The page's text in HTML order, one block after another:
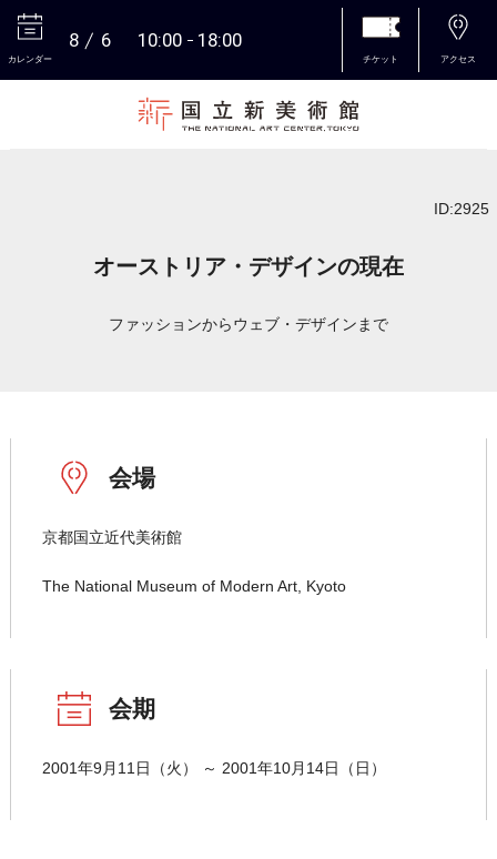
カレンダー
8 6 10:00 18:00
チケット アクセス
ID:2925
オーストリア・デザインの現在
ファッションからウェブ・デザインまで
会場
京都国立近代美術館
The National Museum of Modern Art, Kyoto
会期
2001年9月11日（火） ～ 2001年10月14日（日）